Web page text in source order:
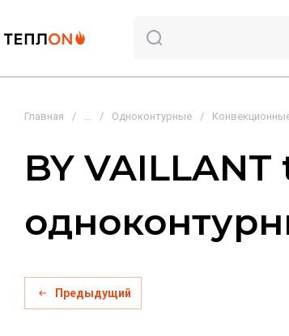
Главная / ... / Одноконтурные /
BY
Предыдущий